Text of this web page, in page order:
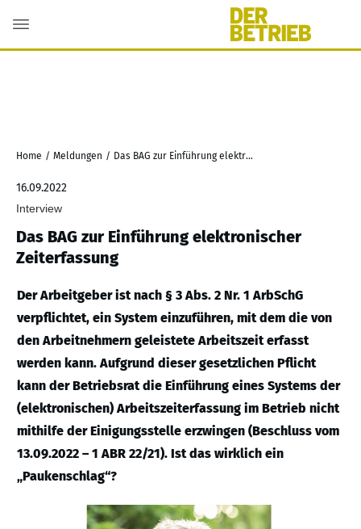
Home / Meldungen / Das BAG zur Einführung elektronischer Zeiterfassung
16.09.2022
Interview
Das BAG zur Einführung elektronischer
Zeiterfassung
Der Arbeitgeber ist nach § 3 Abs. 2 Nr. 1 ArbSchG
verpflichtet, ein System einzuführen, mit dem die von
den Arbeitnehmern geleistete Arbeitszeit erfasst
werden kann. Aufgrund dieser gesetzlichen Pflicht
kann der Betriebsrat die Einführung eines Systems der
(elektronischen) Arbeitszeiterfassung im Betrieb nicht
mithilfe der Einigungsstelle erzwingen (Beschluss vom
13.09.2022 – 1 ABR 22/21). Ist das wirklich ein
„Paukenschlag“?